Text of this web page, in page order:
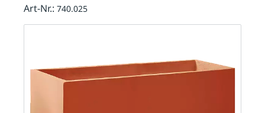
Art-Nr.: 740.025